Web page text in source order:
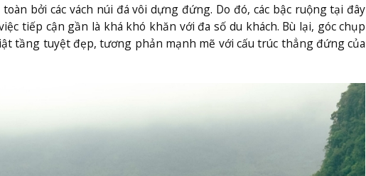
bởi các vách núi đá vôi dựng đứng. Do đó, các bậc ruộng tại đây
tiếp cận gần là khá khó khăn với đa số du khách. Bù lại, góc chụp
tầng tuyệt đẹp, tương phản mạnh mẽ với cấu trúc thẳng đứng của